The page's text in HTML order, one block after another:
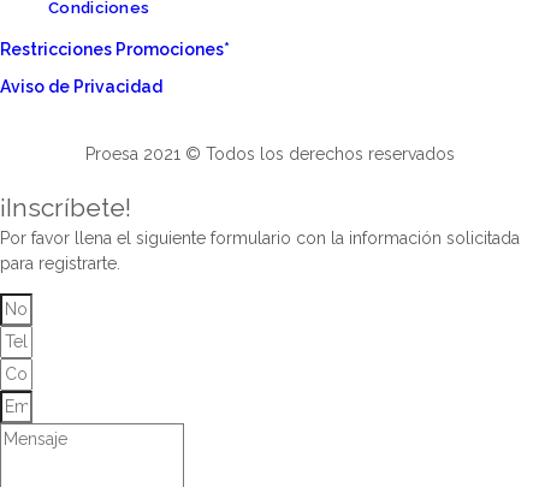
Condiciones
Restricciones Promociones*
Aviso de Privacidad
Proesa 2021 © Todos los derechos reservados
¡Inscríbete!
Por favor llena el siguiente formulario con la información solicitada
para registrarte.